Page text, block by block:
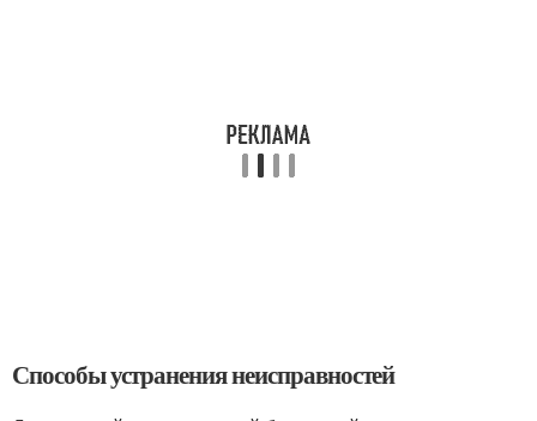
Способы устранения неисправностей